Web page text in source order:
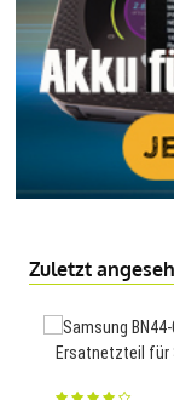
Zuletzt
Ersatnetzteil für